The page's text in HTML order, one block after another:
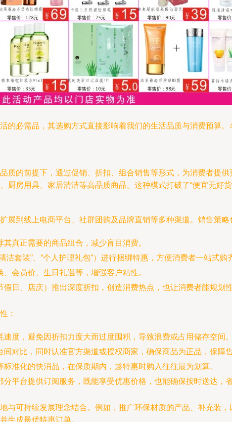
的必需品，其选购方式直接影响着我们的生活品质与消费预算
质的前提下，通过促销、折扣、组合销售等形式，为消费者提
厨房用具、家居清洁等高品质商品。这种模式打破了“便宜无好
展到线上电商平台、社群团购及品牌直销等多种渠道。销售策略
真正需要的商品组合，减少盲目消费。
套装”、“个人护理礼包”）进行捆绑特惠，方便消费者一站式购
会员价、生日礼遇等，增强客户粘性。
日、店庆）推出深度折扣，创造消费热点，也让消费者能规划
：
度，避免因折扣力度大而过度囤积，导致浪费或占用储存空间。
对比，同时认准官方渠道或授权商家，确保商品为正品，保障售
准化的快消品，在保质期内，趁特惠时购入往往最为划算。
平台提供订阅服务，既能享受优惠价格，也能确保按时送达，省
与可持续发展理念结合。例如，推广环保材质的产品、补充装
生成最优特惠订单。